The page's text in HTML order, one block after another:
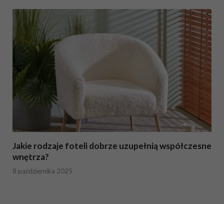
Jakie rodzaje foteli dobrze uzupełnią współczesne
wnętrza?
8 października 2025